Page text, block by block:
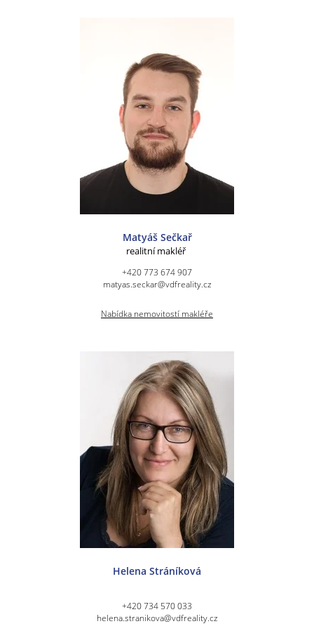
Matyáš Sečkař
realitní makléř
+420 773 674 907
matyas.seckar@vdfreality.cz
Nabídka nemovitostí makléře
Helena Stráníková
+420 734 570 033
helena.stranikova@vdfreality.cz